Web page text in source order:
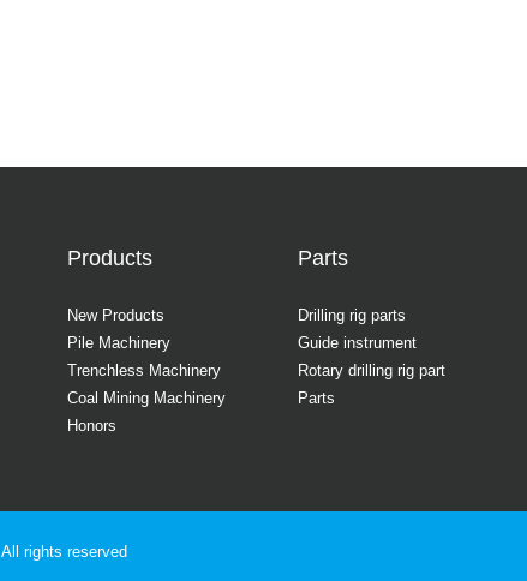
Products
New Products
Pile Machinery
Trenchless Machinery
Coal Mining Machinery
Honors
Parts
Drilling rig parts
Guide instrument
Rotary drilling rig part
Parts
All rights reserved